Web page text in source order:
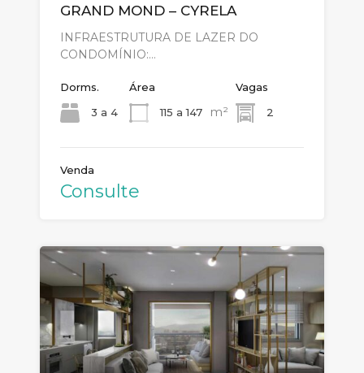
GRAND MOND – CYRELA
INFRAESTRUTURA DE LAZER DO
CONDOMÍNIO:…
Dorms.
3 a 4
Área
115 a 147
m²
Vagas
2
Venda
Consulte